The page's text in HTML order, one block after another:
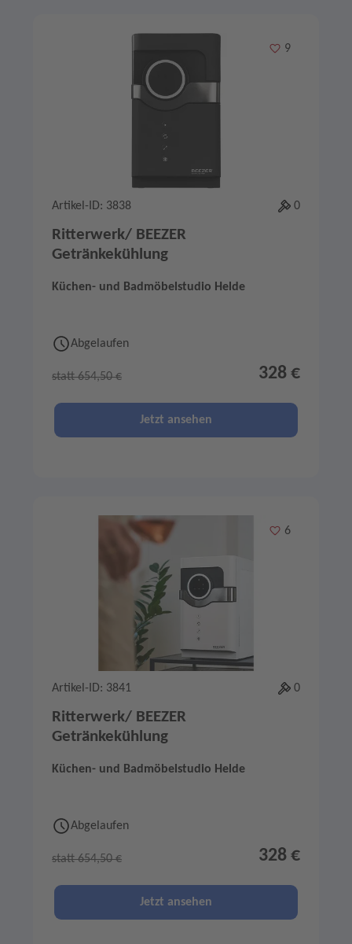
Merken
9
Artikel-ID: 3838 0
Ritterwerk/ BEEZER
Getränkekühlung
Küchen- und Badmöbelstudio Helde
Abgelaufen
statt 654,50 € 328 €
Jetzt ansehen
Merken
6
Artikel-ID: 3841 0
Ritterwerk/ BEEZER
Getränkekühlung
Küchen- und Badmöbelstudio Helde
Abgelaufen
statt 654,50 € 328 €
Jetzt ansehen